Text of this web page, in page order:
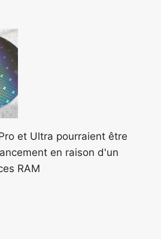
et Ultra pourraient être
en raison d'un
RAM